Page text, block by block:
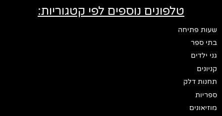
טלפונים נוספים לפי קטגוריות:
שעות פתיחה
בתי ספר
גני ילדים
קניונים
תחנות דלק
ספריות
מוזיאונים